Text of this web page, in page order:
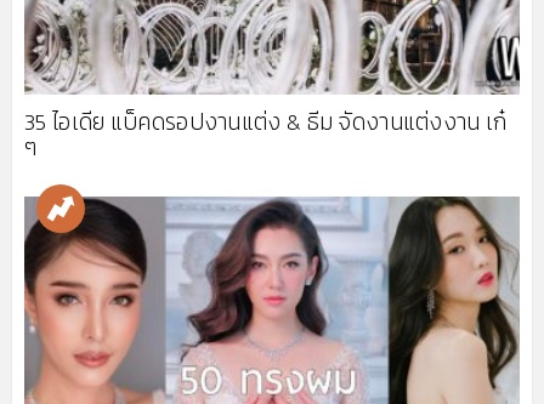
35 ไอเดีย แบ็คดรอปงานแต่ง & ธีม จัดงานแต่งงาน เก๋
ๆ